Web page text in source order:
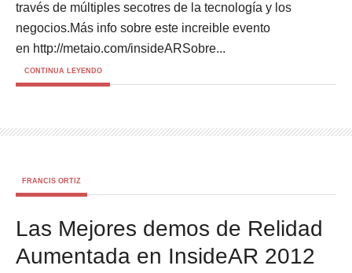
través de múltiples secotres de la tecnología y los
negocios.Más info sobre este increible evento
en http://metaio.com/insideARSobre...
CONTINUA LEYENDO
FRANCIS ORTIZ
Las Mejores demos de Relidad
Aumentada en InsideAR 2012